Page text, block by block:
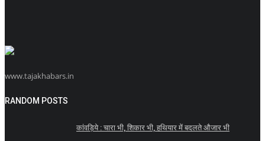
www.tajakhabars.in
RANDOM POSTS
कांवड़िये : चारा भी, शिकार भी, हथियार में बदलते औजार भी